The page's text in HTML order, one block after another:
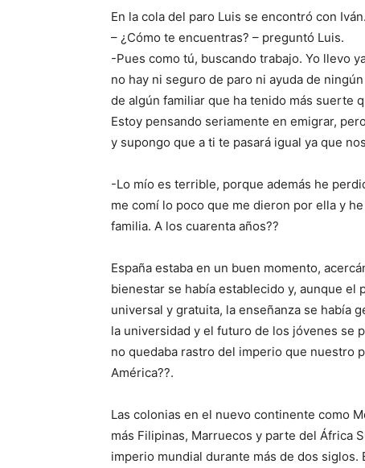
En la cola del paro Luis se encontró con
– ¿Cómo te encuentras? – preguntó Luis.
-Pues como tú, buscando trabajo. Yo llevo
no hay ni seguro de paro ni ayuda de
de algún familiar que ha tenido más suerte
Estoy pensando seriamente en emigrar,
y supongo que a ti te pasará igual ya que
-Lo mío es terrible, porque además he
me comí lo poco que me dieron por ella y
familia. A los cuarenta años??
España estaba en un buen momento,
bienestar se había establecido y, aunque el
universal y gratuita, la enseñanza se había
la universidad y el futuro de los jóvenes se
no quedaba rastro del imperio que nuestro
América??.
Las colonias en el nuevo continente como
más Filipinas, Marruecos y parte del África
imperio mundial durante más de dos